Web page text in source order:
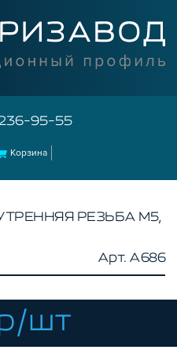
95-55
Корзина
РЕЗЬБА М5,
Арт. A686
шт